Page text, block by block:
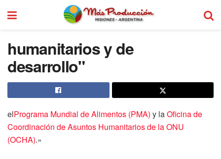
humanitarios y de
desarrollo"
elPrograma Mundial de Alimentos (PMA) y laOficina de
Coordinación de Asuntos Humanitarios de la ONU
(OCHA).»